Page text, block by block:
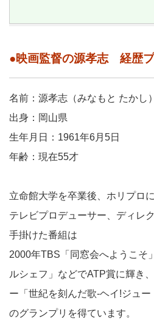
●映画監督の源孝志 経歴
名前：源孝志（みなもと たかし）
出身：岡山県
生年月日：1961年6月5日
年齢：現在55才
立命館大学を卒業後、ホリプロ
テレビプロデューサー、ディレ
手掛けた番組は
2000年TBS「同窓会へようこそ
ルシェフ」などでATP賞に輝き
ー「世紀を刻んだ歌-ヘイ!ジュ
のグランプリを得ています。